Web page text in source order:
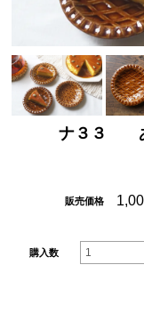
ナ３３ あ
販売価格
購入数